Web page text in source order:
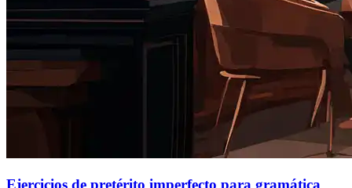
Ejercicios de pretérito imperfecto para gramática